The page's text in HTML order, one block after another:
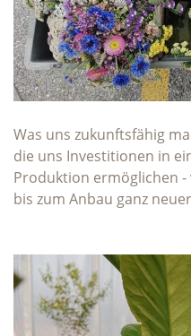
Was uns zukunftsfähig
die uns Investitionen in
Produktion ermöglichen
bis zum Anbau ganz